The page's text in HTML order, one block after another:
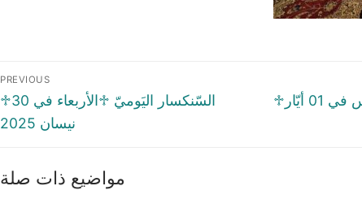
Post
navigation
PREVIOUS
Previous
post:
♱السّنكسار اليَوميّ ♱الأربعاء في 30
نيسان 2025
Next
♱السّنكسار اليَوميّ ♱الخميس في 01 أيّار
مواضيع ذات صلة